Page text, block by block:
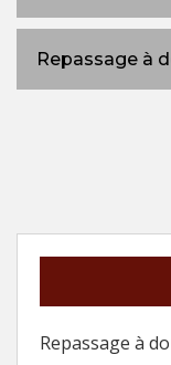
Repassage à
Repassage à